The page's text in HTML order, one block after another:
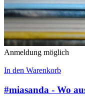
Anmeldung möglich
In den Warenkorb
#miasanda - Wo